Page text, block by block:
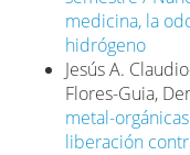
medicina, la
hidrógeno
Jesús A.
Flores-Guia,
metal-
liberación